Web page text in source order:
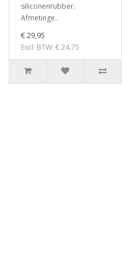
siliconenrubber.
Afmetinge..
€ 29,95
Excl. BTW: € 24,75